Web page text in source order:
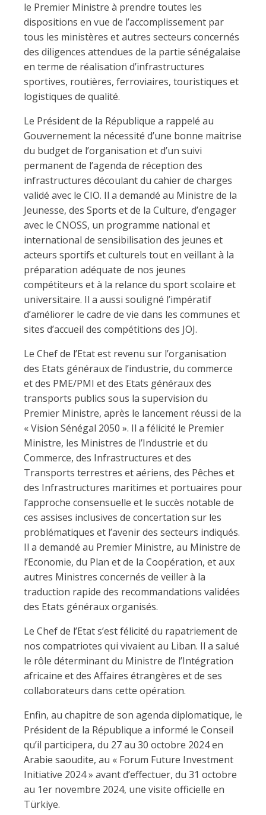
le Premier Ministre à prendre toutes les
dispositions en vue de l’accomplissement par
tous les ministères et autres secteurs concernés
des diligences attendues de la partie sénégalaise
en terme de réalisation d’infrastructures
sportives, routières, ferroviaires, touristiques et
logistiques de qualité.
Le Président de la République a rappelé au
Gouvernement la nécessité d’une bonne maitrise
du budget de l’organisation et d’un suivi
permanent de l’agenda de réception des
infrastructures découlant du cahier de charges
validé avec le CIO. Il a demandé au Ministre de la
Jeunesse, des Sports et de la Culture, d’engager
avec le CNOSS, un programme national et
international de sensibilisation des jeunes et
acteurs sportifs et culturels tout en veillant à la
préparation adéquate de nos jeunes
compétiteurs et à la relance du sport scolaire et
universitaire. Il a aussi souligné l’impératif
d’améliorer le cadre de vie dans les communes et
sites d’accueil des compétitions des JOJ.
Le Chef de l’Etat est revenu sur l’organisation
des Etats généraux de l’industrie, du commerce
et des PME/PMI et des Etats généraux des
transports publics sous la supervision du
Premier Ministre, après le lancement réussi de la
« Vision Sénégal 2050 ». Il a félicité le Premier
Ministre, les Ministres de l’Industrie et du
Commerce, des Infrastructures et des
Transports terrestres et aériens, des Pêches et
des Infrastructures maritimes et portuaires pour
l’approche consensuelle et le succès notable de
ces assises inclusives de concertation sur les
problématiques et l’avenir des secteurs indiqués.
Il a demandé au Premier Ministre, au Ministre de
l’Economie, du Plan et de la Coopération, et aux
autres Ministres concernés de veiller à la
traduction rapide des recommandations validées
des Etats généraux organisés.
Le Chef de l’Etat s’est félicité du rapatriement de
nos compatriotes qui vivaient au Liban. Il a salué
le rôle déterminant du Ministre de l’Intégration
africaine et des Affaires étrangères et de ses
collaborateurs dans cette opération.
Enfin, au chapitre de son agenda diplomatique, le
Président de la République a informé le Conseil
qu’il participera, du 27 au 30 octobre 2024 en
Arabie saoudite, au « Forum Future Investment
Initiative 2024 » avant d’effectuer, du 31 octobre
au 1er novembre 2024, une visite officielle en
Türkiye.